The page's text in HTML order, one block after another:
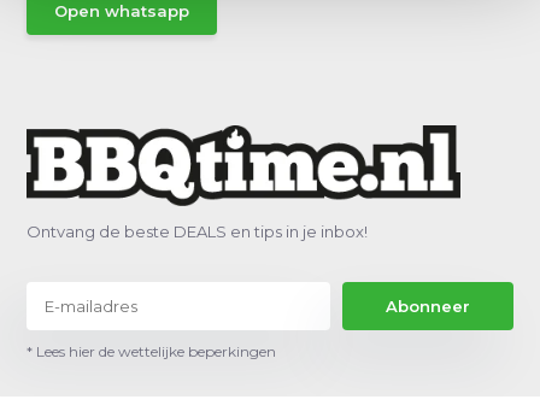
Open whatsapp
Ontvang de beste DEALS en tips in je inbox!
Abonneer
* Lees hier de wettelijke beperkingen